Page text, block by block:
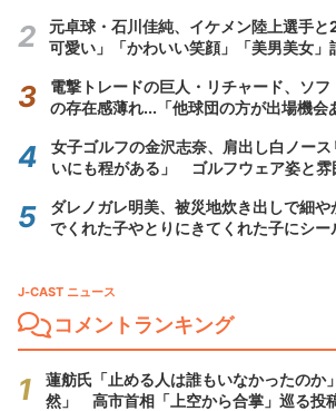
元卓球・石川佳純、イケメン陸上選手
可愛い」「かわいい笑顔」「美男美女」
電撃トレードの巨人・リチャード、ソフ
の存在感薄れ...「他球団の方が出場機会
女子ゴルフの金沢志奈、肩出し白ノー
いにも程がある」 ゴルフウェア姿と雰
ダレノガレ明美、被災地炊き出しで細
でくれた子やとりにきてくれた子にシー
J-CAST ニュース
コメントランキング
蓮舫氏「止める人は誰もいなかったのか
然」 高市首相「上空から合掌」巡る投